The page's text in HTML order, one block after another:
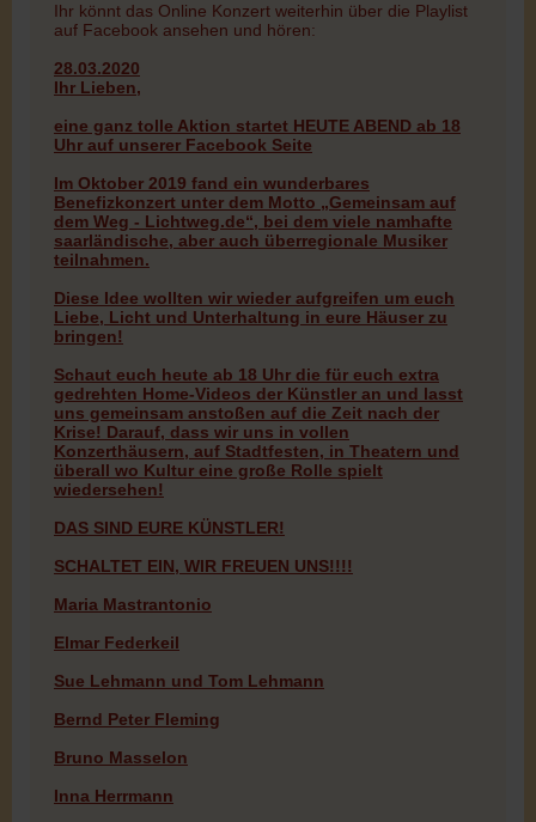
Ihr könnt das Online Konzert weiterhin über die Playlist
auf Facebook ansehen und hören:
28.03.2020
Ihr Lieben,
eine ganz tolle Aktion startet HEUTE ABEND ab 18
Uhr auf unserer Facebook Seite
Im Oktober 2019 fand ein wunderbares
Benefizkonzert unter dem Motto „Gemeinsam auf
dem Weg - Lichtweg.de“, bei dem viele namhafte
saarländische, aber auch überregionale Musiker
teilnahmen.
Diese Idee wollten wir wieder aufgreifen um euch
Liebe, Licht und Unterhaltung in eure Häuser zu
bringen!
Schaut euch heute ab 18 Uhr die für euch extra
gedrehten Home-Videos der Künstler an und lasst
uns gemeinsam anstoßen auf die Zeit nach der
Krise! Darauf, dass wir uns in vollen
Konzerthäusern, auf Stadtfesten, in Theatern und
überall wo Kultur eine große Rolle spielt
wiedersehen!
DAS SIND EURE KÜNSTLER!
SCHALTET EIN, WIR FREUEN UNS!!!!
Maria Mastrantonio
Elmar Federkeil
Sue Lehmann und Tom Lehmann
Bernd Peter Fleming
Bruno Masselon
Inna Herrmann